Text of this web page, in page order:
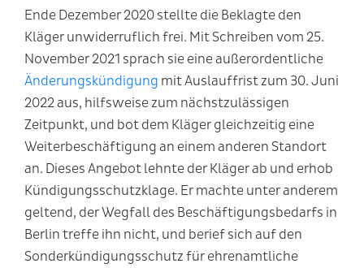
Ende Dezember 2020 stellte die Beklagte den
Kläger unwiderruflich frei. Mit Schreiben vom 25.
November 2021 sprach sie eine außerordentliche
Änderungskündigung mit Auslauffrist zum 30. Juni
2022 aus, hilfsweise zum nächstzulässigen
Zeitpunkt, und bot dem Kläger gleichzeitig eine
Weiterbeschäftigung an einem anderen Standort
an. Dieses Angebot lehnte der Kläger ab und erhob
Kündigungsschutzklage. Er machte unter anderem
geltend, der Wegfall des Beschäftigungsbedarfs in
Berlin treffe ihn nicht, und berief sich auf den
Sonderkündigungsschutz für ehrenamtliche